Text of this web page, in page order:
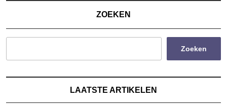
ZOEKEN
Zoeken
LAATSTE ARTIKELEN